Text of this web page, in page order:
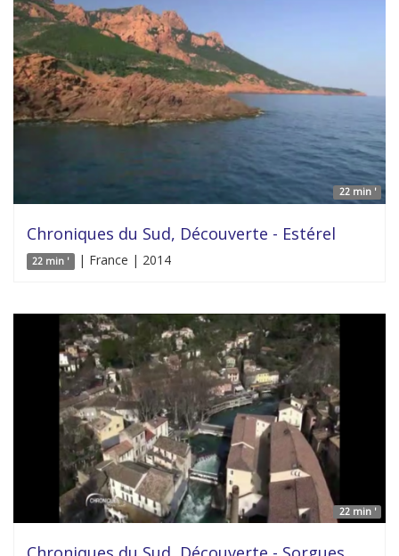
22 min '
Chroniques du Sud, Découverte - Estérel
22 min ' | France | 2014
22 min '